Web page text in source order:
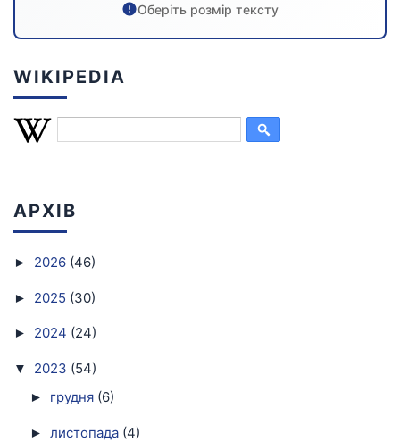
Оберіть розмір тексту
WIKIPEDIA
АРХІВ
► 2026 (46)
► 2025 (30)
► 2024 (24)
▼ 2023 (54)
► грудня (6)
► листопада (4)